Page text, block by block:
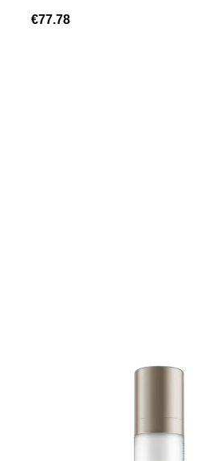
€77.78